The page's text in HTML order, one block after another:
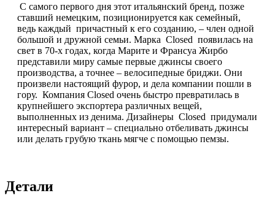
С самого первого дня этот итальянский бренд, позже
ставший немецким, позиционируется как семейный,
ведь каждый причастный к его созданию, – член одной
большой и дружной семьи. Марка Closed появилась на
свет в 70-х годах, когда Марите и Франсуа Жирбо
представили миру самые первые джинсы своего
производства, а точнее – велосипедные бриджи. Они
произвели настоящий фурор, и дела компании пошли в
гору. Компания Closed очень быстро превратилась в
крупнейшего экспортера различных вещей,
выполненных из денима. Дизайнеры Closed придумали
интересный вариант – специально отбеливать джинсы
или делать грубую ткань мягче с помощью пемзы.
Детали